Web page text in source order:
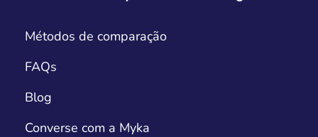
Métodos de comparação
FAQs
Blog
Converse com a Myka